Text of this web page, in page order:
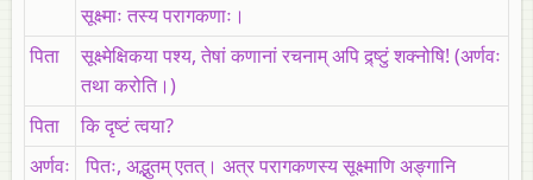
सूक्ष्माः तस्य परागकणाः।
पिता
सूक्ष्मेक्षिकया पश्य, तेषां कणानां रचनाम्‌ अपि द्र्ष्टुं शक्नोषि! (अर्णवः
तथा करोति।)
पिता
कि दृष्टं त्वया?
अर्णवः पितः, अद्भुतम्‌ एतत्‌। अत्र परागकणस्य सूक्ष्माणि अङ्गानि